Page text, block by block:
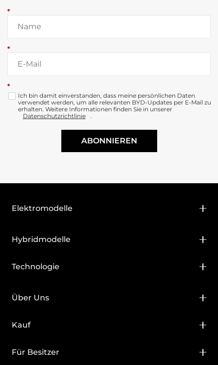
*
*
*
Ich bin damit einverstanden, dass meine persönlichen Daten
verwendet werden, um alle relevanten BYD-Updates per E-Mail zu
erhalten. Weitere Informationen finden Sie in unserer
Datenschutzrichtlinie
.
ABONNIEREN
Elektromodelle
BYD DOLPHIN SURF
BYD SEAL
Hybridmodelle
BYD SEAL U DM-i
BYD SEAL 6 DM-i Touring
Technologie
NEV
Über Uns
Kauf
Für Besitzer